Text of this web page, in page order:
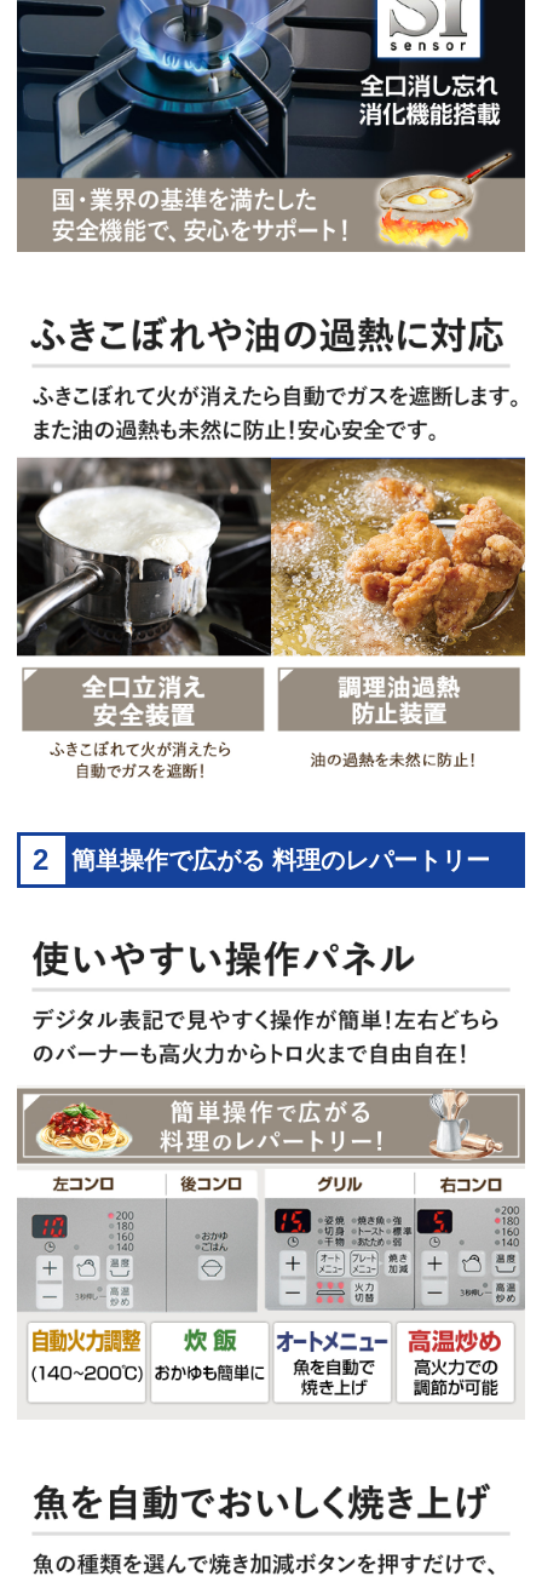
2 簡単操作で広がる 料理のレパートリー